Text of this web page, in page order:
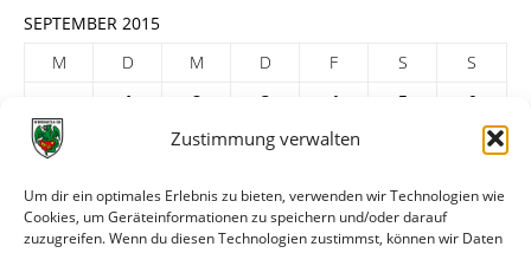
Zustimmung verwalten
Um dir ein optimales Erlebnis zu bieten, verwenden wir Technologien wie
Cookies, um Geräteinformationen zu speichern und/oder darauf
zuzugreifen. Wenn du diesen Technologien zustimmst, können wir Daten
SEPTEMBER 2015
M
D M D F S
S
1
2 3 4 5
6
7
9 10 11
21
22 23 24 25 26